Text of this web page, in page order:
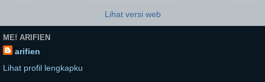
Lihat versi web
ME! ARIFIEN
arifien
Lihat profil lengkapku